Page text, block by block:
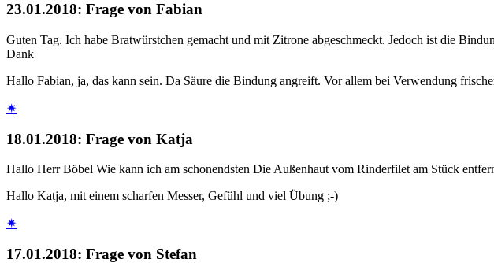
23.01.2018: Frage von Fabian
Guten Tag. Ich habe Bratwürstchen gemacht und mit Zitrone abgeschmeckt. Jedoch ist die
Dank
Hallo Fabian, ja, das kann sein. Da Säure die Bindung angreift. Vor allem bei Verwendung
✷
18.01.2018: Frage von Katja
Hallo Herr Böbel Wie kann ich am schonendsten Die Außenhaut vom Rinderfilet am Stück
Hallo Katja, mit einem scharfen Messer, Gefühl und viel Übung ;-)
✷
17.01.2018: Frage von Stefan